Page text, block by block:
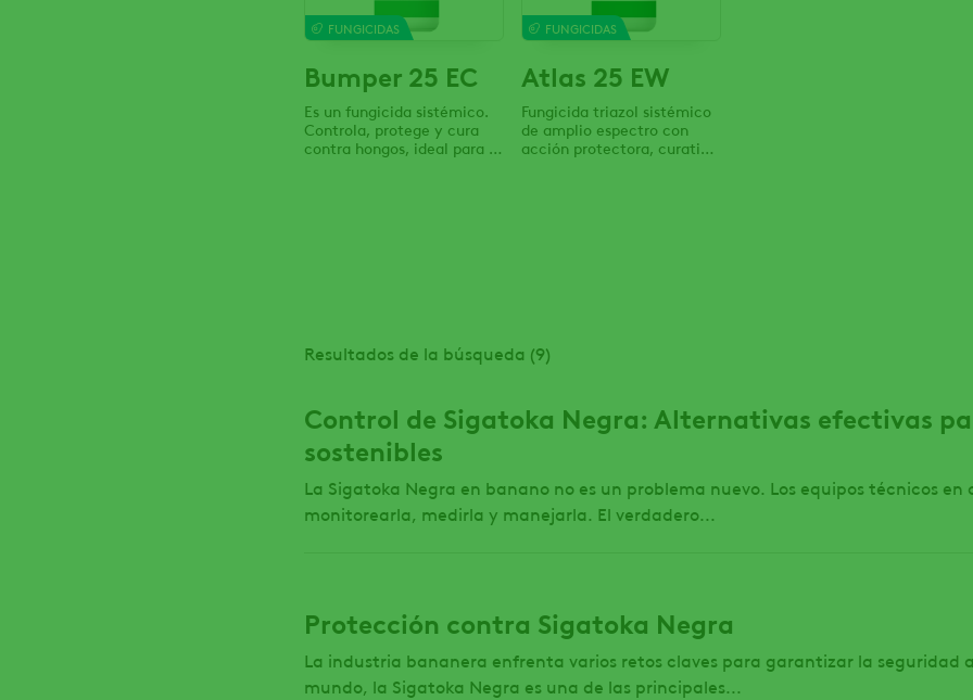
FUNGICIDAS
Bumper 25 EC
Es un fungicida sistémico.
Controla, protege y cura
contra hongos, ideal para el
FUNGICIDAS
Atlas 25 EW
Fungicida triazol sistémico
de amplio espectro con
acción protectora, curativa
Resultados de la búsqueda (9)
Control de Sigatoka Negra: Alternativas efectivas
sostenibles
La Sigatoka Negra en banano no es un problema nuevo. Los equipos técnicos en
monitorearla, medirla y manejarla. El verdadero...
Protección contra Sigatoka Negra
La industria bananera enfrenta varios retos claves para garantizar la seguridad
mundo, la Sigatoka Negra es una de las principales...